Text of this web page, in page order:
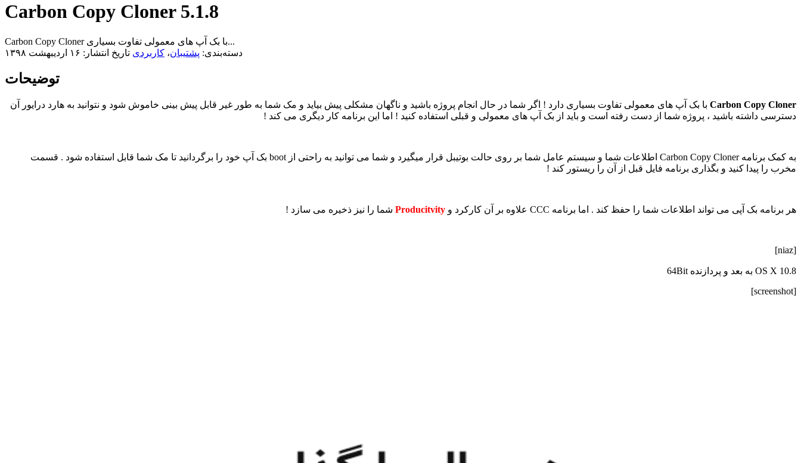
Carbon Copy Cloner 5.1.8
Carbon Copy Cloner با بک آپ های معمولی تفاوت بسیاری...
دسته‌بندی: پشتیبان، کاربردی تاریخ انتشار: ۱۶ اردیبهشت ۱۳۹۸
توضیحات
Carbon Copy Cloner با بک آپ های معمولی تفاوت بسیاری دارد ! اگر شما در حال انجام پروژه باشید و ناگهان مشکلی پیش بیاید و مک شما به طور غیر قابل پیش بینی خاموش شود و نتوانید به هارد درایور آن
دسترسی داشته باشید ، پروژه شما از دست رفته است و باید از بک آپ های معمولی و قبلی استفاده کنید ! اما این برنامه کار دیگری می کند !
به کمک برنامه Carbon Copy Cloner اطلاعات شما و سیستم عامل شما بر روی حالت بوتیبل قرار میگیرد و شما می توانید به راحتی از boot بک آپ خود را برگردانید تا مک شما قابل استفاده شود . قسمت
مخرب را پیدا کنید و بگذاری برنامه فایل قبل از آن را ریستور کند !
هر برنامه بک آپی می تواند اطلاعات شما را حفظ کند . اما برنامه CCC علاوه بر آن کارکرد و Producitvity شما را نیز ذخیره می سازد !
[niaz]
OS X 10.8 به بعد و پردازنده 64Bit
[screenshot]